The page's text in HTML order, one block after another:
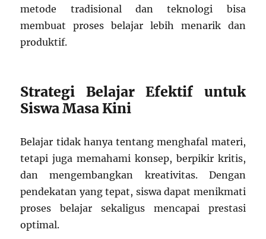
metode tradisional dan teknologi bisa
membuat proses belajar lebih menarik dan
produktif.
Strategi Belajar Efektif untuk
Siswa Masa Kini
Belajar tidak hanya tentang menghafal materi,
tetapi juga memahami konsep, berpikir kritis,
dan mengembangkan kreativitas. Dengan
pendekatan yang tepat, siswa dapat menikmati
proses belajar sekaligus mencapai prestasi
optimal.